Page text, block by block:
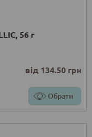
56 г
від 134.50 грн
Обрати